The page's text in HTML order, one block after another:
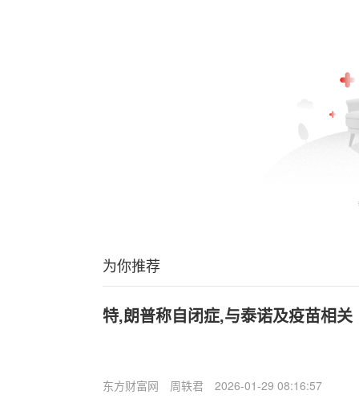
为你推荐
特,朗普称自闭症,与泰诺及疫苗相关
东方财富网 周轶君 2026-01-29 08:16:57